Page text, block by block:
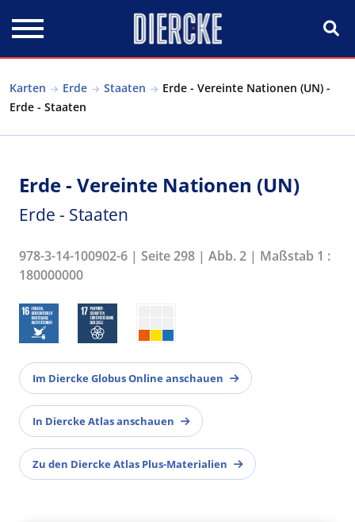
Karten Erde Staaten
Erde - Vereinte Nationen (UN) -
Erde - Staaten
Erde - Vereinte Nationen (UN)
Erde - Staaten
978-3-14-100902-6 | Seite 298 | Abb. 2 | Maßstab 1 :
180000000
Im Diercke Globus Online anschauen
In Diercke Atlas anschauen
Zu den Diercke Atlas Plus-Materialien